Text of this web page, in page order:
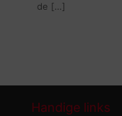
de […]
Handige links